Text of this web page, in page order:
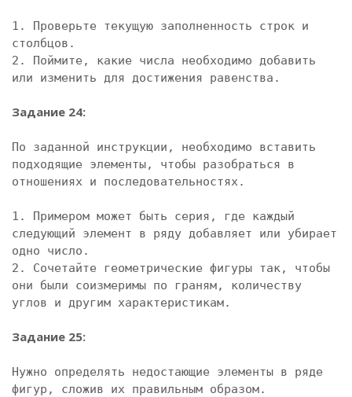
1. Проверьте текущую заполненность строк и
столбцов.
2. Поймите, какие числа необходимо добавить
или изменить для достижения равенства.
Задание 24:
По заданной инструкции, необходимо вставить
подходящие элементы, чтобы разобраться в
отношениях и последовательностях.
1. Примером может быть серия, где каждый
следующий элемент в ряду добавляет или убирает
одно число.
2. Сочетайте геометрические фигуры так, чтобы
они были соизмеримы по граням, количеству
углов и другим характеристикам.
Задание 25:
Нужно определять недостающие элементы в ряде
фигур, сложив их правильным образом.